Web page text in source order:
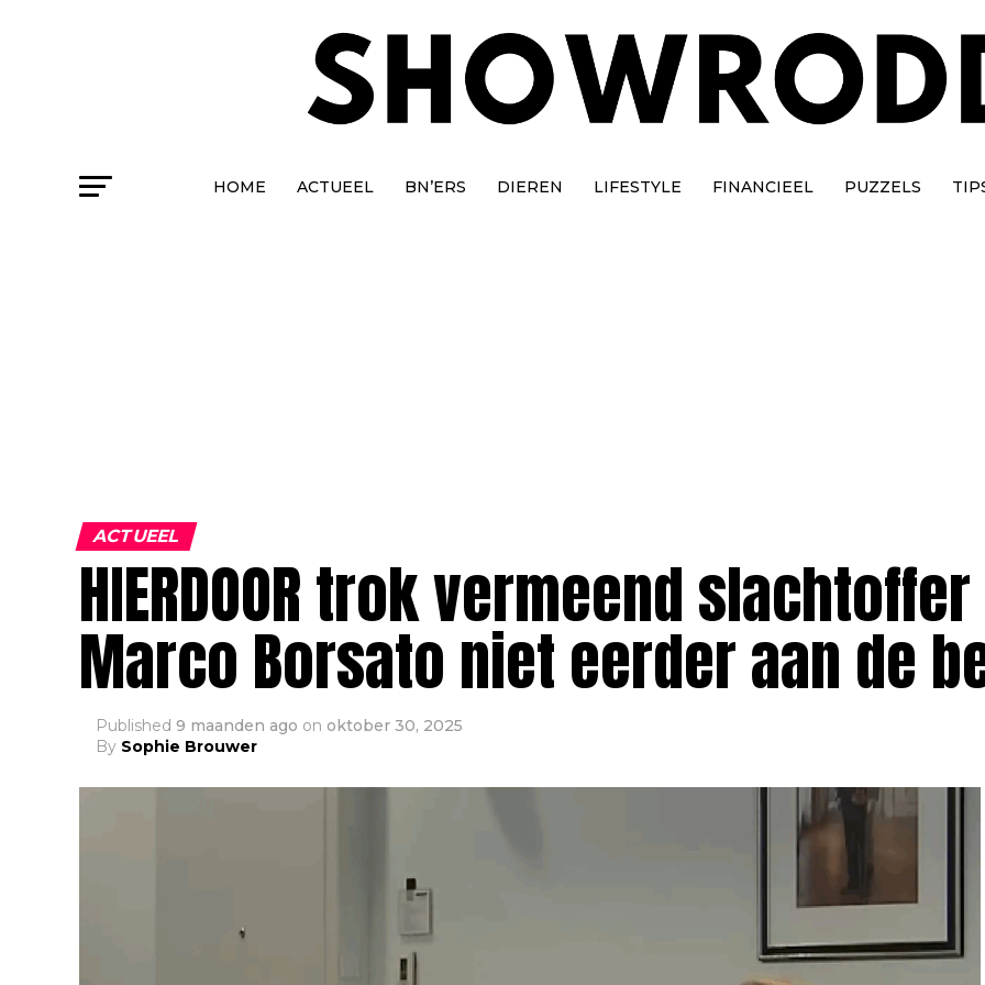
HOME ACTUEEL BN’ERS DIEREN LIFESTYLE FINANCIEEL PUZZELS
ACTUEEL
HIERDOOR trok vermeend slachtoffer
Marco Borsato niet eerder aan de
Published 9 maanden ago on oktober 30, 2025
By Sophie Brouwer